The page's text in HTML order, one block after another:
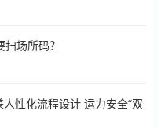
场所码？
性化流程设计 运力安全“双